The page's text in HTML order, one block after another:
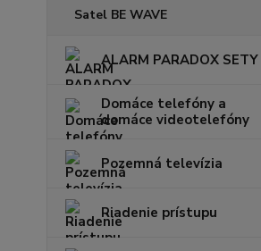
Satel BE WAVE
ALARM PARADOX SETY
Domáce telefóny a
domáce videotelefóny
Pozemná televízia
Riadenie prístupu